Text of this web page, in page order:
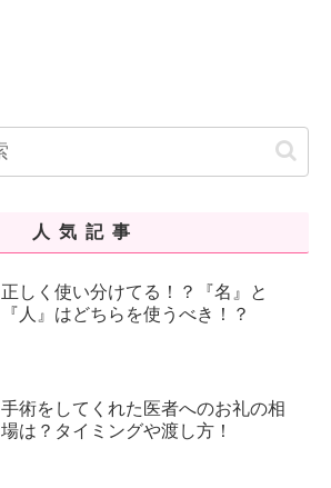
人気記事
正しく使い分けてる！？『名』と
『人』はどちらを使うべき！？
手術をしてくれた医者へのお礼の相
場は？タイミングや渡し方！